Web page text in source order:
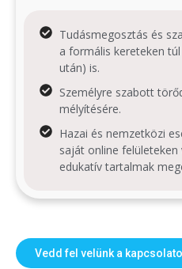
Tudásmegosztás és
a formális kereteken
után) is.
Személyre szabott
mélyítésére.
Hazai és nemzetközi
saját online
edukatív tartalmak
Vedd fel velünk a